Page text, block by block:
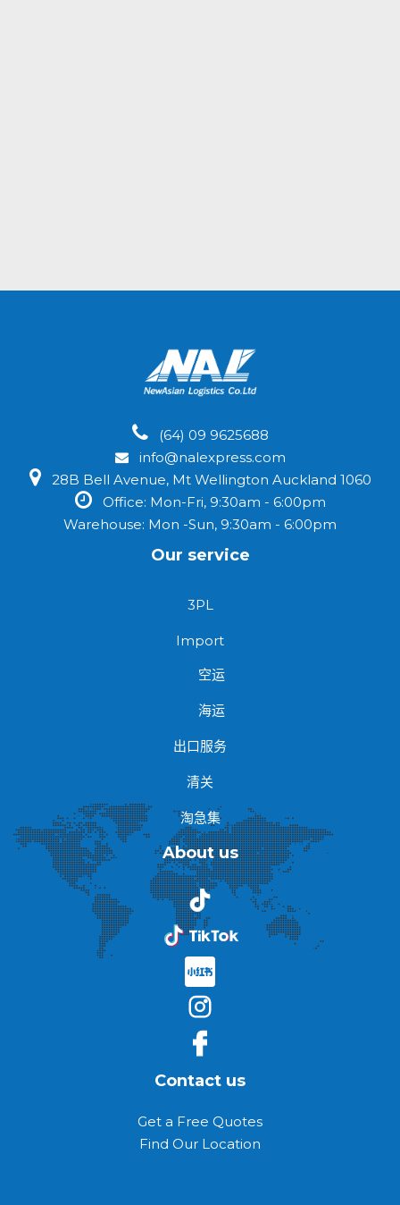
(64) 09 9625688
info@nalexpress.com
28B Bell Avenue, Mt Wellington Auckland 1060
Office: Mon-Fri, 9:30am - 6:00pm
Warehouse: Mon -Sun, 9:30am - 6:00pm
Our service
3PL
Import
空运
海运
出口服务
清关
淘急集
About us
Contact us
Get a Free Quotes
Find Our Location